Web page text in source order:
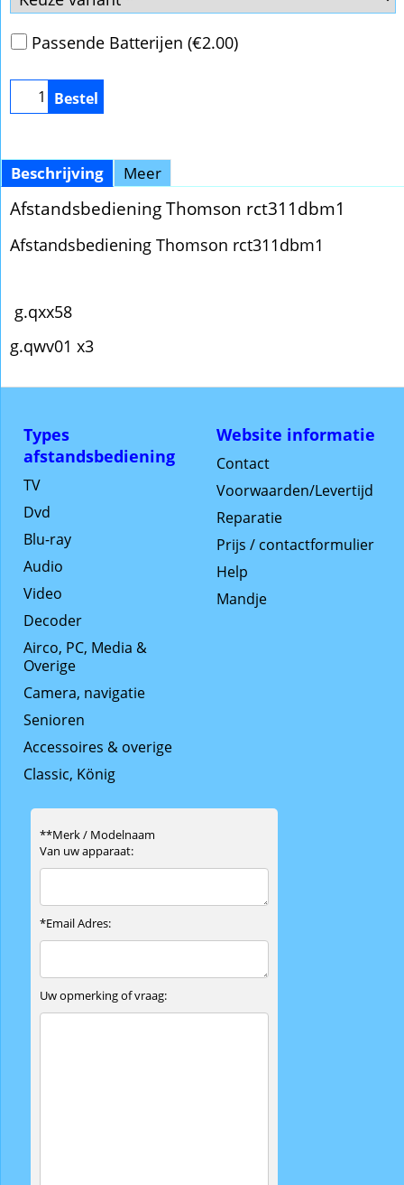
Passende Batterijen (€2.00)
Bestel
Beschrijving Meer
Afstandsbediening Thomson rct311dbm1
Afstandsbediening Thomson rct311dbm1
g.qxx58
g.qwv01 x3
Website informatie
Contact
Voorwaarden/Levertijd
Reparatie
Prijs / contactformulier
Help
Mandje
Types
afstandsbediening
TV
Dvd
Blu-ray
Audio
Video
Decoder
Airco, PC, Media &
Overige
Camera, navigatie
Senioren
Accessoires & overige
Classic, König